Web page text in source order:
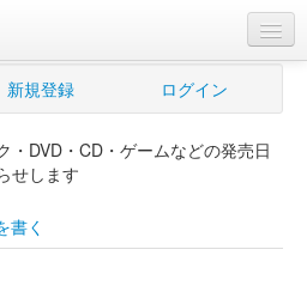
新規登録 ログイン
・DVD・CD・ゲームなどの発売日
せします
書く